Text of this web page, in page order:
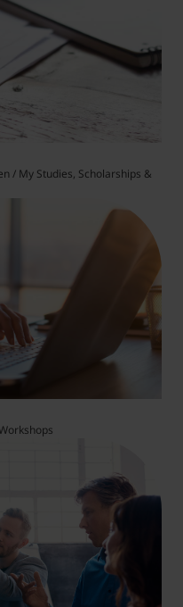
/ My Studies, Scholarships &